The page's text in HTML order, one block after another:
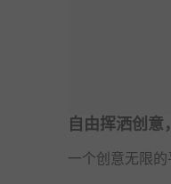
自由挥洒创
一个创意无限